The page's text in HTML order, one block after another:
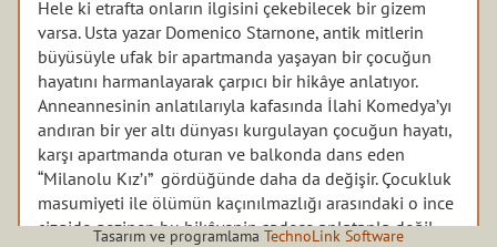
Hele ki etrafta onların ilgisini çekebilecek bir gizem
varsa. Usta yazar Domenico Starnone, antik mitlerin
büyüsüyle ufak bir apartmanda yaşayan bir çocuğun
hayatını harmanlayarak çarpıcı bir hikâye anlatıyor.
Anneannesinin anlatılarıyla kafasında İlahi Komedya’yı
andıran bir yer altı dünyası kurgulayan çocuğun hayatı,
karşı apartmanda oturan ve balkonda dans eden
“Milanolu Kız’ı” gördüğünde daha da değişir. Çocukluk
masumiyeti ile ölümün kaçınılmazlığı arasındaki o ince
çizgide gezinen bu hikâyenin sadece anlatanla değil,
Tasarım ve programlama TechnoLink Software